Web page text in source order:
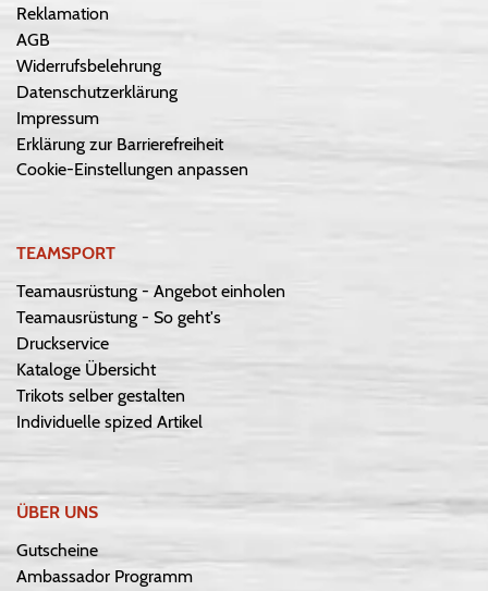
Reklamation
AGB
Widerrufsbelehrung
Datenschutzerklärung
Impressum
Erklärung zur Barrierefreiheit
Cookie-Einstellungen anpassen
TEAMSPORT
Teamausrüstung - Angebot einholen
Teamausrüstung - So geht's
Druckservice
Kataloge Übersicht
Trikots selber gestalten
Individuelle spized Artikel
ÜBER UNS
Gutscheine
Ambassador Programm